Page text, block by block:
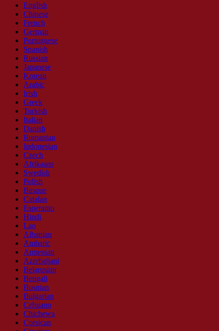
English
Chinese
French
German
Portuguese
Spanish
Russian
Japanese
Korean
Arabic
Irish
Greek
Turkish
Italian
Danish
Romanian
Indonesian
Czech
Afrikaans
Swedish
Polish
Basque
Catalan
Esperanto
Hindi
Lao
Albanian
Amharic
Armenian
Azerbaijani
Belarusian
Bengali
Bosnian
Bulgarian
Cebuano
Chichewa
Corsican